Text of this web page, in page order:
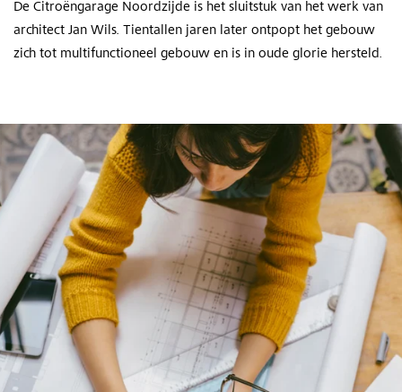
De Citroëngarage Noordzijde is het sluitstuk van het werk van
architect Jan Wils. Tientallen jaren later ontpopt het gebouw
zich tot multifunctioneel gebouw en is in oude glorie hersteld.